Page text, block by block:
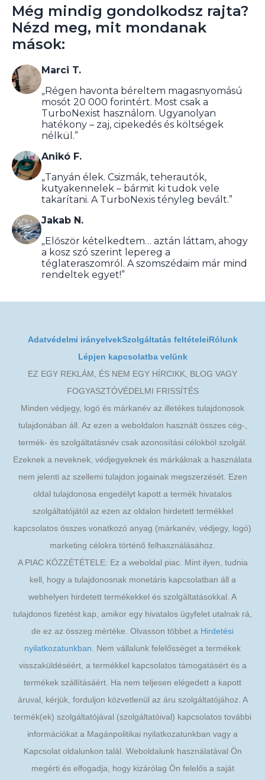
elégedett, 30 napos pénzvisszafizetési
garancia áll rendelkezésedre – kérdések
nélkül.
Még mindig gondolkodsz rajta?
Nézd meg, mit mondanak
mások:
Marci T.
„Régen havonta béreltem magasnyomású
mosót 20 000 forintért. Most csak a
TurboNexist használom. Ugyanolyan
hatékony – zaj, cipekedés és költségek
nélkül.”
Anikó F.
„Tanyán élek. Csizmák, teherautók,
kutyakennelek – bármit ki tudok vele
takarítani. A TurboNexis tényleg bevált.”
Jakab N.
„Először kételkedtem… aztán láttam, ahogy
a kosz szó szerint lepereg a
téglateraszomról. A szomszédaim már mind
rendeltek egyet!”
Adatvédelmi irányelvekSzolgáltatás feltételeiRólunk
Lépjen kapcsolatba velünk
EZ EGY REKLÁM, ÉS NEM EGY HÍRCIKK, BLOG VAGY
FOGYASZTÓVÉDELMI FRISSÍTÉS
Minden védjegy, logó és márkanév az illetékes tulajdonosok
tulajdonában áll. Az ezen a weboldalon használt összes cég-,
termék- és szolgáltatásnév csak azonosítási célokból szolgál.
Ezeknek a neveknek, védjegyeknek és márkáknak a használata
nem jelenti az szellemi tulajdon jogainak megszerzését. Ezen
oldal tulajdonosa engedélyt kapott a termék hivatalos
szolgáltatójától az ezen az oldalon hirdetett termékkel
kapcsolatos összes vonatkozó anyag (márkanév, védjegy, logó)
marketing célokra történő felhasználásához.
A PIAC KÖZZÉTÉTELE: Ez a weboldal piac. Mint ilyen, tudnia
kell, hogy a tulajdonosnak monetáris kapcsolatban áll a
webhelyen hirdetett termékekkel és szolgáltatásokkal. A
tulajdonos fizetést kap, amikor egy hivatalos ügyfelet utalnak rá,
de ez az összeg mértéke. Olvasson többet a Hirdetési
nyilatkozatunkban. Nem vállalunk felelősséget a termékek
visszaküldéséért, a termékkel kapcsolatos támogatásért és a
termékek szállításáért. Ha nem teljesen elégedett a kapott
áruval, kérjük, forduljon közvetlenül az áru szolgáltatójához. A
termék(ek) szolgáltatójával (szolgáltatóival) kapcsolatos további
információkat a Magánpolitikai nyilatkozatunkban vagy a
Kapcsolat oldalunkon talál. Weboldalunk használatával Ön
megérti és elfogadja, hogy kizárólag Ön felelős a saját